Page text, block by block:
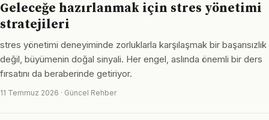
Geleceğe hazırlanmak için stres yönetimi
stratejileri
stres yönetimi deneyiminde zorluklarla karşılaşmak bir başarısızlık
değil, büyümenin doğal sinyali. Her engel, aslında önemli bir ders
fırsatını da beraberinde getiriyor.
11 Temmuz 2026 · Güncel Rehber